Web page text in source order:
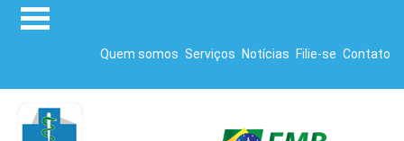
Quem somos Serviços Notícias Filie-se Contato